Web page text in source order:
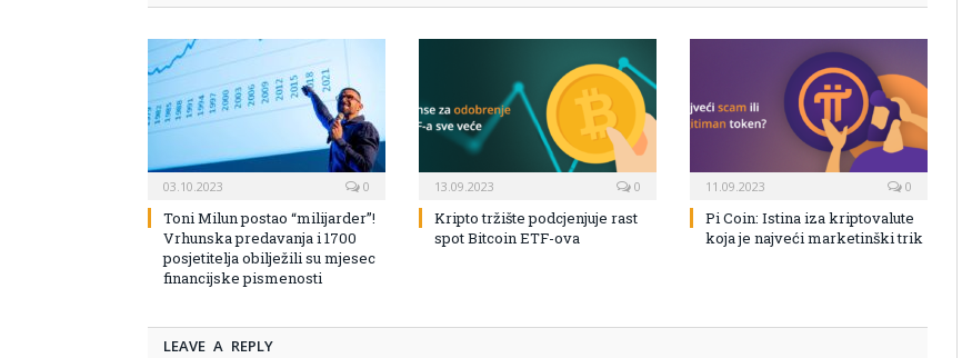
03.10.2023 0
Toni Milun postao “milijarder”!
Vrhunska predavanja i 1700
posjetitelja obilježili su mjesec
financijske pismenosti
13.09.2023 0
Kripto tržište podcjenjuje rast
spot Bitcoin ETF-ova
11.09.2023 0
Pi Coin: Istina iza kriptovalute
koja je najveći marketinški trik
LEAVE A REPLY